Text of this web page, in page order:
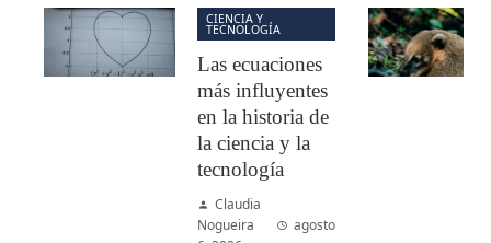
CIENCIA Y
TECNOLOGÍA
Las ecuaciones
más influyentes
en la historia de
la ciencia y la
tecnología
Claudia
Nogueira
agosto